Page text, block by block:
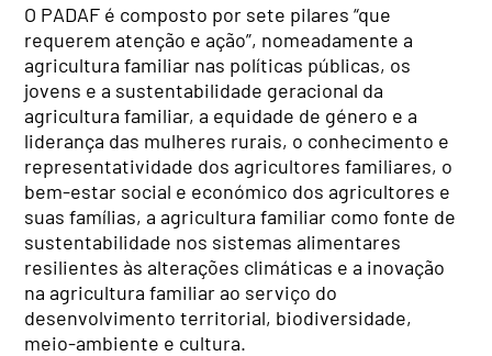
O PADAF é composto por sete pilares “que
requerem atenção e ação”, nomeadamente a
agricultura familiar nas políticas públicas, os
jovens e a sustentabilidade geracional da
agricultura familiar, a equidade de género e a
liderança das mulheres rurais, o conhecimento e
representatividade dos agricultores familiares, o
bem-estar social e económico dos agricultores e
suas famílias, a agricultura familiar como fonte de
sustentabilidade nos sistemas alimentares
resilientes às alterações climáticas e a inovação
na agricultura familiar ao serviço do
desenvolvimento territorial, biodiversidade,
meio-ambiente e cultura.